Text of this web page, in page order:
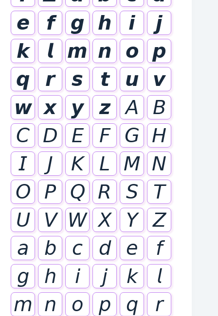
𝙚
𝙛 𝙜 𝙝 𝙞
𝙟
𝙠
𝙡 𝙢 𝙣 𝙤
𝙥
𝙦
𝙧 𝙨 𝙩 𝙪
𝙫
𝙬 𝙭 𝙮 𝙯 𝘈
𝘉
𝘊
𝘋 𝘌 𝘍 𝘎
𝘏
𝘐
𝘑 𝘒 𝘓 𝘔 𝘕
𝘖
𝘗 𝘘 𝘙 𝘚
𝘛
𝘜
𝘝 𝘞 𝘟 𝘠
𝘡
𝘢
𝘣 𝘤 𝘥 𝘦
𝘧
𝘨
𝘩 𝘪 𝘫 𝘬
𝘭
𝘮 𝘯 𝘰 𝘱 𝘲
𝘳